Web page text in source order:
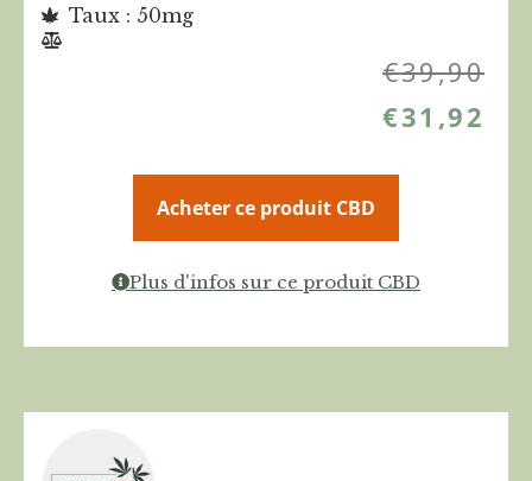
Taux : 50mg
€39,90
€31,92
Acheter ce produit CBD
Plus d'infos sur ce produit CBD